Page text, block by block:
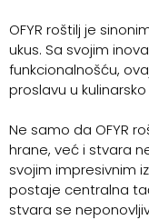
OFYR roštilj je
ukus. Sa svojim
funkcionalnošću,
proslavu u
Ne samo da OFYR
hrane, već i stvara
svojim impresivnim
postaje centralna
stvara se